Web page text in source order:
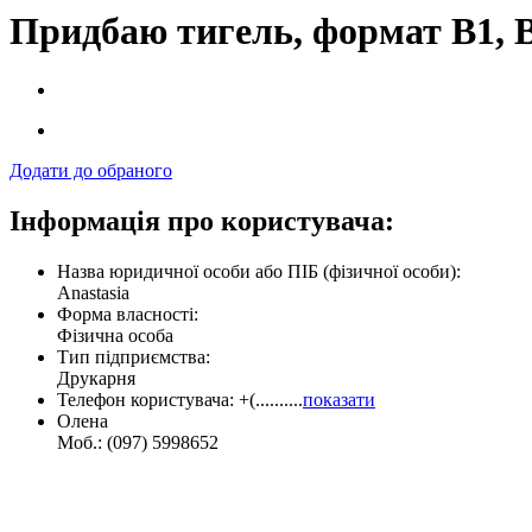
Придбаю тигель, формат B1,
Додати до обраного
Інформація про користувача:
Назва юридичної особи або ПІБ (фізичної особи):
Anastasia
Форма власності:
Фізична особа
Тип підприємства:
Друкарня
Телефон користувача: +(..........показати
Олена
Моб.: (097) 5998652